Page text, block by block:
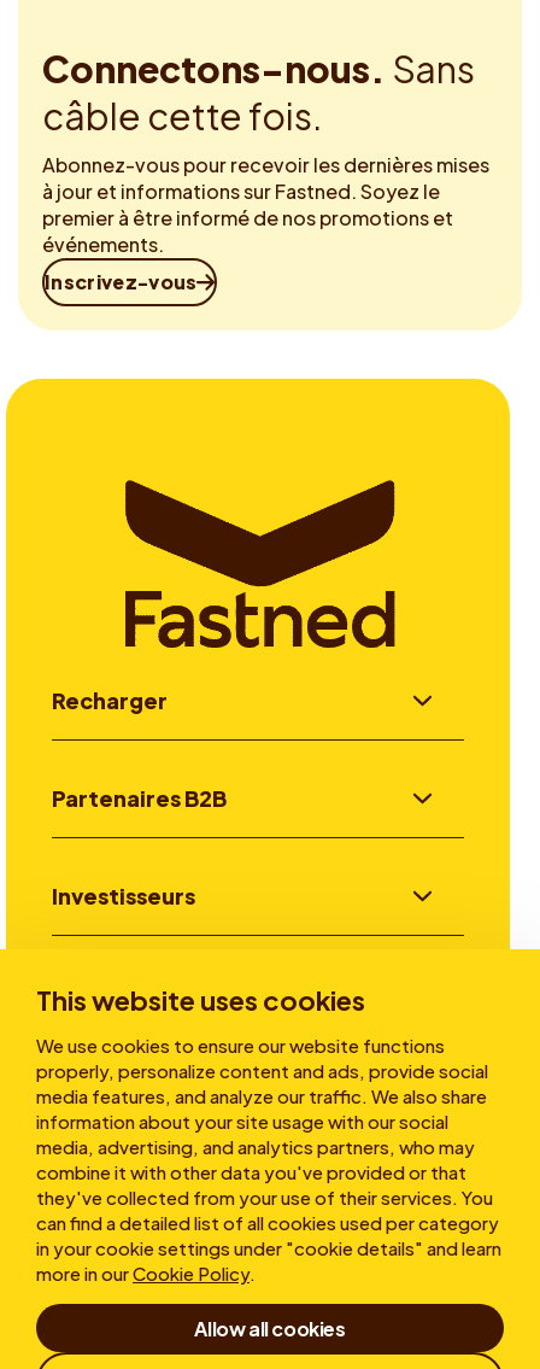
This website uses cookies
We use cookies to ensure our website functions
properly, personalize content and ads, provide social
media features, and analyze our traffic. We also share
information about your site usage with our social
media, advertising, and analytics partners, who may
combine it with other data you've provided or that
they've collected from your use of their services. You
can find a detailed list of all cookies used per category
in your cookie settings under "cookie details" and learn
more in ourCookie Policy.
Allow all cookies
Connectons-nous. Sans
câble cette fois.
Abonnez-vous pour recevoir les dernières mises
à jour et informations sur Fastned. Soyez le
premier à être informé de nos promotions et
événements.
Inscrivez-vous
Recharger
Partenaires B2B
Investisseurs
Aller plus loin
A propos
Conditions d’utilisation
Déclaration de confidentialité